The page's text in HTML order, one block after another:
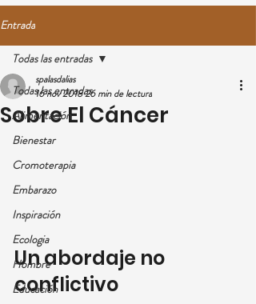
Entrada
Todas las entradas
Alimentación
Bienestar
Cromoterapia
Embarazo
Inspiración
Ecologia
Hombre
Educación
Todas las entradas
Sobre El Cáncer
spalasdalias
16 nov 201826 min de lectura
Un abordaje no
conflictivo